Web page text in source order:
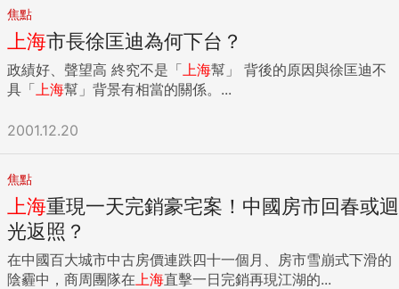
焦點
上海市長徐匡迪為何下台？
政績好、聲望高 終究不是「 上海幫」 背後的原因與徐匡迪不
具「 上海幫」背景有相當的關係。...
2001.12.20
焦點
上海重現一天完銷豪宅案！中國房市回春或迴
光返照？
在中國百大城市中古房價連跌四十一個月、房市雪崩式下滑的
陰霾中，商周團隊在 上海直擊一日完銷再現江湖的...